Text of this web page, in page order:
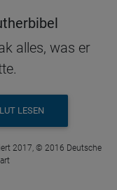
alles, was er
LESEN
2017, © 2016 Deutsche